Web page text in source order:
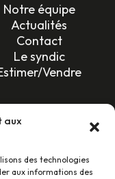
aux
des technologies
aux informations des
Notre équipe
Actualités
Contact
Le syndic
Vendre
!